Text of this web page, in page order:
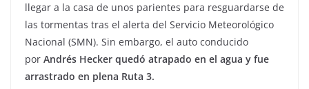
llegar a la casa de unos parientes para resguardarse de
las tormentas tras el alerta del Servicio Meteorológico
Nacional (SMN). Sin embargo, el auto conducido
por Andrés Hecker quedó atrapado en el agua y fue
arrastrado en plena Ruta 3.